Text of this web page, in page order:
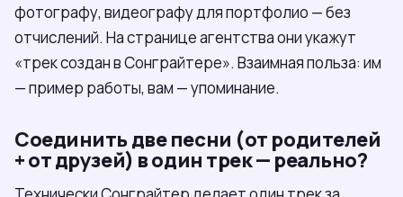
фотографу, видеографу для портфолио — без
отчислений. На странице агентства они укажут
«трек создан в Сонграйтере». Взаимная польза: им
— пример работы, вам — упоминание.
Соединить две песни (от родителей
+ от друзей) в один трек — реально?